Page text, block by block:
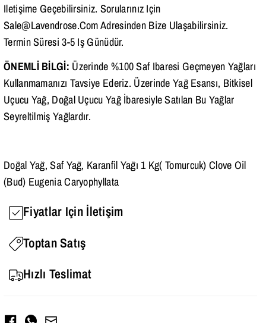
Iletişime Geçebilirsiniz. Sorularınız Için
Sale@lavendrose.com Adresinden Bize Ulaşabilirsiniz.
Termin Süresi 3-5 Iş Günüdür.
ÖNEMLİ BİLGİ: Üzerinde %100 Saf Ibaresi Geçmeyen Yağları
Kullanmamanızı Tavsiye Ederiz. Üzerinde Yağ Esansı, Bitkisel
Uçucu Yağ, Doğal Uçucu Yağ İbaresiyle Satılan Bu Yağlar
Seyreltilmiş Yağlardır.
Doğal Yağ, Saf Yağ, Karanfil Yağı 1 Kg( Tomurcuk) Clove Oil
(Bud) Eugenia Caryophyllata
Fiyatlar Için İletişim
Toptan Satış
Hızlı Teslimat